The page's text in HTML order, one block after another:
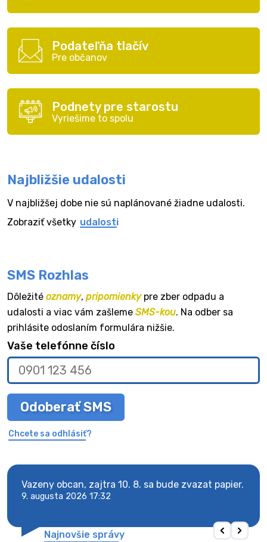
Podateľňa tlačív
Pre občanov
Podnety pre starostu
Vyriešime to spolu
Najbližšie udalosti
V najbližšej dobe nie sú naplánované žiadne udalosti.
Zobraziť všetky udalosti
SMS Rozhlas
Dôležité oznamy, pripomienkypre zber odpadu a
udalosti a viac vám zašleme SMS-kou. Na odber sa
prihlásite odoslaním formulára nižšie.
Vaše telefónne číslo
Odoberať SMS
Chcete sa odhlásiť?
Vazeny obcan, zajtra 10. 8. sa bude zvazat papier.
9. augusta 2026 17:32
Najnovšie správy